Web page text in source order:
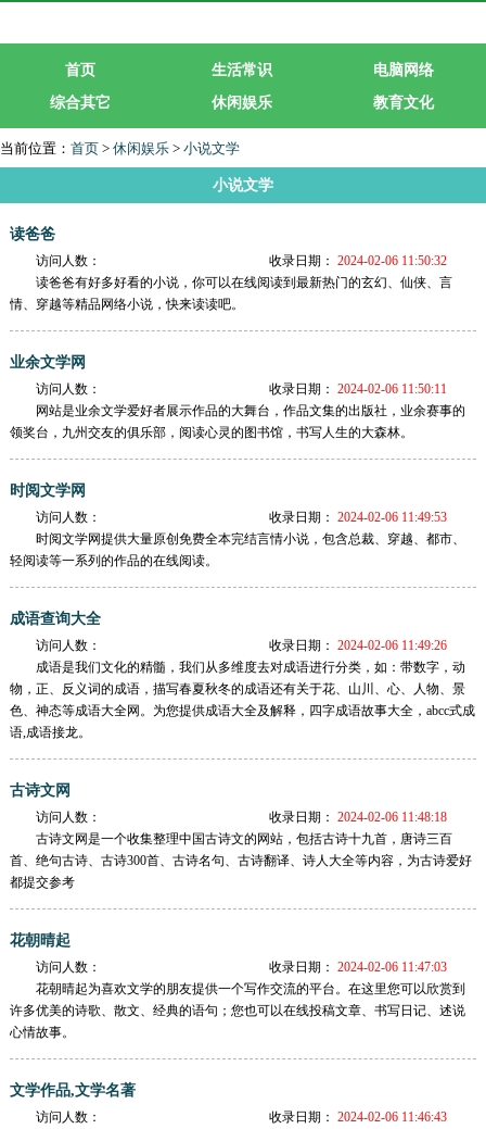
首页 生活常识
电脑网络
综合其它
休闲娱乐
教育文化
当前位置： 首页 > 休闲娱乐 > 小说文学
小说文学
读爸爸
访问人数： 收录日期： 2024-02-06 11:50:32
读爸爸有好多好看的小说，你可以在线阅读到最新热门的玄幻、仙侠、言
情、穿越等精品网络小说，快来读读吧。
业余文学网
访问人数： 收录日期： 2024-02-06 11:50:11
网站是业余文学爱好者展示作品的大舞台，作品文集的出版社，业余赛事的
领奖台，九州交友的俱乐部，阅读心灵的图书馆，书写人生的大森林。
时阅文学网
访问人数： 收录日期： 2024-02-06 11:49:53
时阅文学网提供大量原创免费全本完结言情小说，包含总裁、穿越、都市、
轻阅读等一系列的作品的在线阅读。
成语查询大全
访问人数： 收录日期： 2024-02-06 11:49:26
成语是我们文化的精髓，我们从多维度去对成语进行分类，如：带数字，动
物，正、反义词的成语，描写春夏秋冬的成语还有关于花、山川、心、人物、景
色、神态等成语大全网。为您提供成语大全及解释，四字成语故事大全，abcc式成
语,成语接龙。
古诗文网
访问人数： 收录日期： 2024-02-06 11:48:18
古诗文网是一个收集整理中国古诗文的网站，包括古诗十九首，唐诗三百
首、绝句古诗、古诗300首、古诗名句、古诗翻译、诗人大全等内容，为古诗爱好
都提交参考
花朝晴起
访问人数： 收录日期： 2024-02-06 11:47:03
花朝晴起为喜欢文学的朋友提供一个写作交流的平台。在这里您可以欣赏到
许多优美的诗歌、散文、经典的语句；您也可以在线投稿文章、书写日记、述说
心情故事。
文学作品,文学名著
访问人数： 收录日期： 2024-02-06 11:46:43